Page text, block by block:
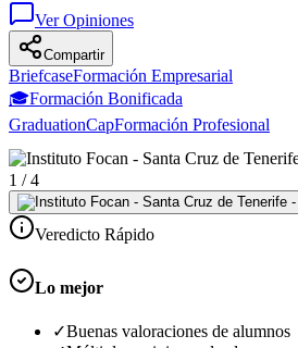
Ver Opiniones
Compartir
BriefcaseFormación Empresarial
🎓Formación Bonificada
GraduationCapFormación Profesional
1 /4
Veredicto Rápido
Lo mejor
✓Buenas valoraciones de alumnos